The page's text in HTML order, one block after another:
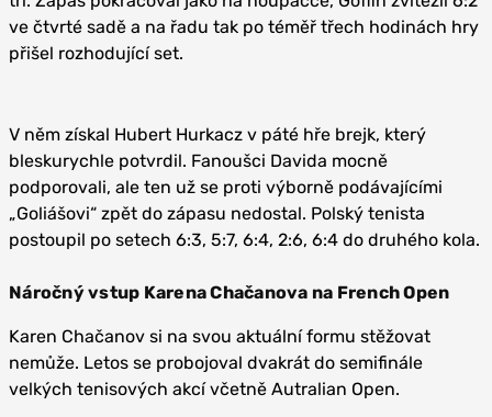
ve čtvrté sadě a na řadu tak po téměř třech hodinách hry
přišel rozhodující set.
V něm získal Hubert Hurkacz v páté hře brejk, který
bleskurychle potvrdil. Fanoušci Davida mocně
podporovali, ale ten už se proti výborně podávajícími
„Goliášovi“ zpět do zápasu nedostal. Polský tenista
postoupil po setech 6:3, 5:7, 6:4, 2:6, 6:4 do druhého kola.
Náročný vstup Karena Chačanova na French Open
Karen Chačanov si na svou aktuální formu stěžovat
nemůže. Letos se probojoval dvakrát do semifinále
velkých tenisových akcí včetně Autralian Open.